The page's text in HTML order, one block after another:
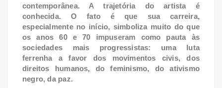
contemporânea. A trajetória do artista é
conhecida. O fato é que sua carreira,
especialmente no início, simboliza muito do que
os anos 60 e 70 impuseram como pauta às
sociedades mais progressistas: uma luta
ferrenha a favor dos movimentos civis, dos
direitos humanos, do feminismo, do ativismo
negro, da paz.